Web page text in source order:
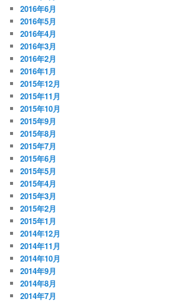
2016年6月
2016年5月
2016年4月
2016年3月
2016年2月
2016年1月
2015年12月
2015年11月
2015年10月
2015年9月
2015年8月
2015年7月
2015年6月
2015年5月
2015年4月
2015年3月
2015年2月
2015年1月
2014年12月
2014年11月
2014年10月
2014年9月
2014年8月
2014年7月